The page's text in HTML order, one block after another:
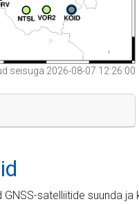
seisuga 2026-08-07 12:26:00
satelliitide suunda